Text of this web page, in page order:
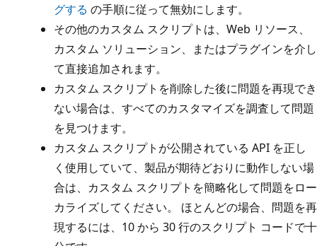
グする の手順に従って無効にします。
その他のカスタム スクリプトは、Web リソース、
カスタム ソリューション、またはプラグインを介し
て直接追加されます。
カスタム スクリプトを削除した後に問題を再現でき
ない場合は、すべてのカスタマイズを調査して問題
を見つけます。
カスタム スクリプトが公開されている API を正し
く使用していて、製品が期待どおりに動作しない場
合は、カスタム スクリプトを簡略化して問題をロー
カライズしてください。 ほとんどの場合、問題を再
現するには、10 から 30 行のスクリプト コードで十